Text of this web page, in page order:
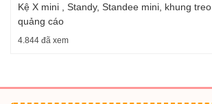
Kệ X mini , Standy, Standee mini, khung treo
quảng cáo
4.844 đã xem